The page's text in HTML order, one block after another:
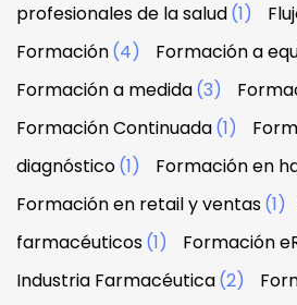
profesionales de la salud(1)
Formación(4) Formación a
Formación a medida(3)
Formación Continuada(1)
diagnóstico(1) Formación en
Formación en retail y ventas(1)
farmacéuticos(1) Formación
Industria Farmacéutica(2)